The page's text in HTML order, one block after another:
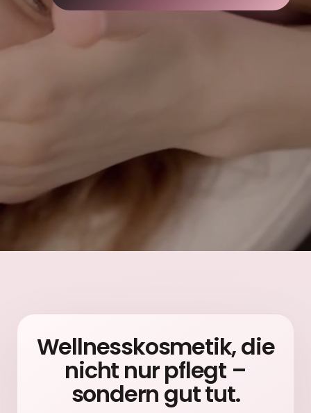
Wellnesskosmetik, die
nicht nur pflegt –
sondern gut tut.